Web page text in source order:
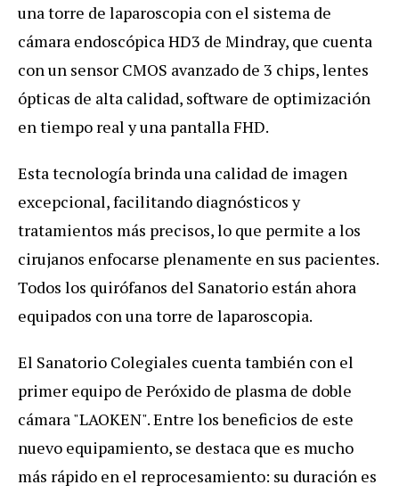
una torre de laparoscopia con el sistema de
cámara endoscópica HD3 de Mindray, que cuenta
con un sensor CMOS avanzado de 3 chips, lentes
ópticas de alta calidad, software de optimización
en tiempo real y una pantalla FHD.
Esta tecnología brinda una calidad de imagen
excepcional, facilitando diagnósticos y
tratamientos más precisos,lo que permite a los
cirujanos enfocarse plenamente en sus pacientes.
Todos los quirófanos del Sanatorio están ahora
equipados con una torre de laparoscopia.
El Sanatorio Colegiales cuenta también con el
primer equipo de Peróxido de plasma de doble
cámara "LAOKEN". Entre los beneficios de este
nuevo equipamiento, se destaca que es mucho
más rápido en el reprocesamiento: su duración es